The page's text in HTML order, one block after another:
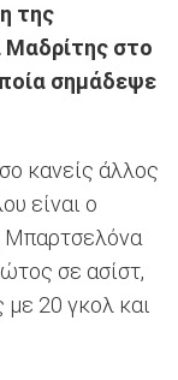
της
Μαδρίτης στο
σημάδεψε
κανείς άλλος
είναι ο
Μπαρτσελόνα
σε ασίστ,
20 γκολ και